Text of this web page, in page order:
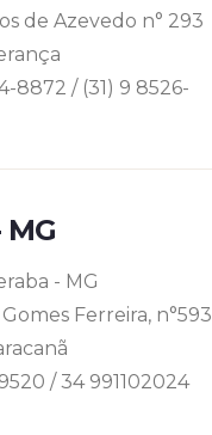
de Azevedo n° 293
8872 / (31) 9 8526-
- MG
Ferreira, n°593
/ 34 991102024